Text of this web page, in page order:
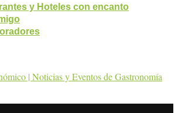
y Hoteles con encanto